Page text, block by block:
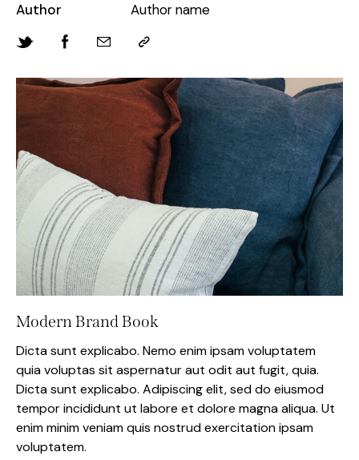
Author
Author name
Modern Brand Book
Dicta sunt explicabo. Nemo enim ipsam voluptatem
quia voluptas sit aspernatur aut odit aut fugit, quia.
Dicta sunt explicabo. Adipiscing elit, sed do eiusmod
tempor incididunt ut labore et dolore magna aliqua. Ut
enim minim veniam quis nostrud exercitation ipsam
voluptatem.